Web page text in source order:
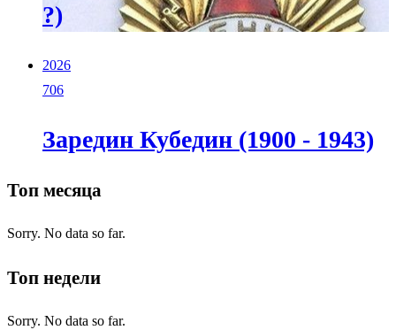
?)
2026
706
Заредин Кубедин (1900 - 1943)
Топ месяца
Sorry. No data so far.
Топ недели
Sorry. No data so far.